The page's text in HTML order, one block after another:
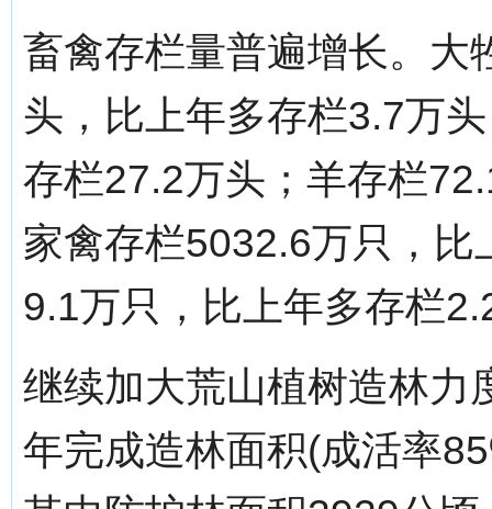
畜禽存栏量普遍增长。大
头，比上年多存栏3.7万
存栏27.2万头；羊存栏
家禽存栏5032.6万只，
9.1万只，比上年多存栏
继续加大荒山植树造林力
年完成造林面积(成活率